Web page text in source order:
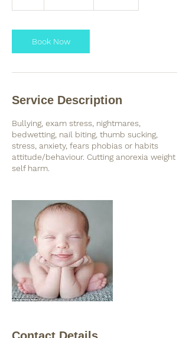
Book Now
Service Description
Bullying, exam stress, nightmares,
bedwetting, nail biting, thumb sucking,
stress, anxiety, fears phobias or habits
attitude/behaviour. Cutting anorexia weight
self harm.